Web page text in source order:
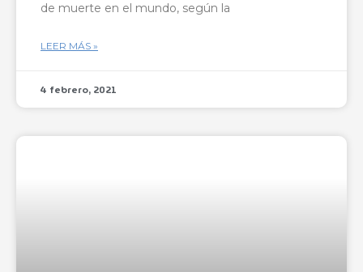
de muerte en el mundo, según la
LEER MÁS »
4 febrero, 2021